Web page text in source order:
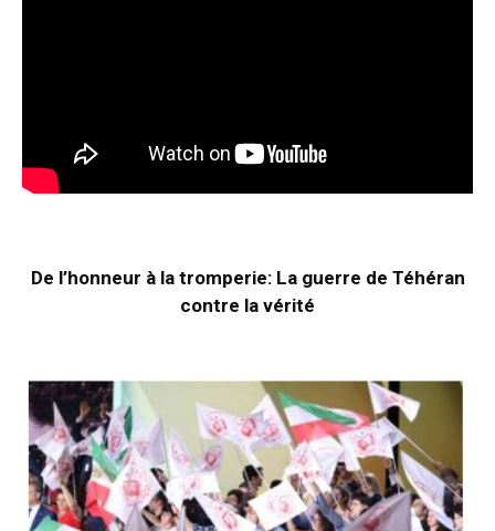
De l’honneur à la tromperie: La guerre de Téhéran
contre la vérité